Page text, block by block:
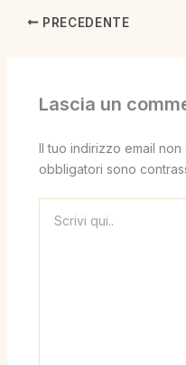
PRECEDENTE
Lascia un
Il tuo indirizzo email
obbligatori sono
qui..